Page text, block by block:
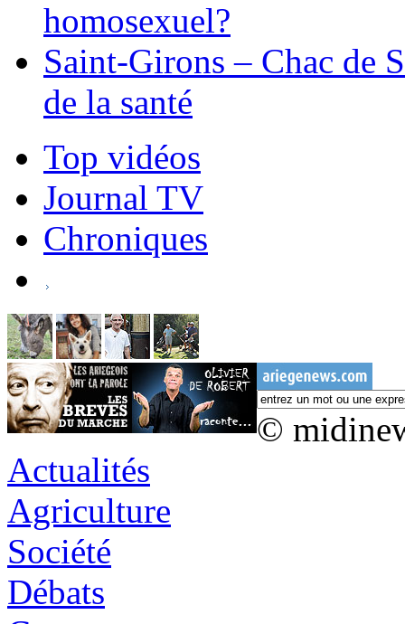
homosexuel?
Saint-Girons – Chac de
de la santé
Top vidéos
Journal TV
Chroniques
©
Actualités
Agriculture
Société
Débats